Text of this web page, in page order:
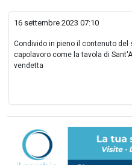
16 settembre 2023 07:10
Condivido in pieno il contenuto
capolavoro come la tavola di
vendetta